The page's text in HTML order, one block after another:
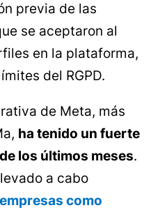
previa de las
se aceptaron al
en la plataforma,
del RGPD.
de Meta, más
ha tenido un fuerte
los últimos meses.
a cabo
como